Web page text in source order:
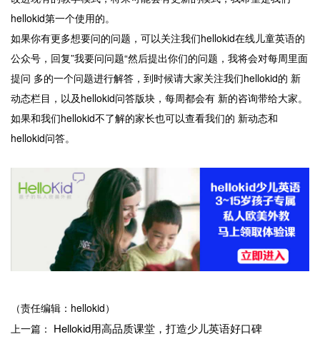
hellokid第一个使用的。
如果你有更多想要问的问题，可以关注我们hellokid在线儿童英语的
公众号，回复”我要问问题“然后提出你们的问题，我将会对每周里面
提问 多的一个问题进行解答，到时候请大家关注我们hellokid的 新
动态栏目，以及hellokid问答版块，每周都会有 新的咨询带给大家。
如果和我们hellokid不了解的家长也可以查看我们的 新动态和
hellokid问答。
（责任编辑：hellokid）
上一篇： Hellokid用高品质课堂，打造少儿英语好口碑